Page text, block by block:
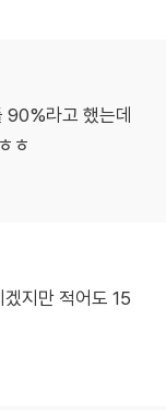
90%라고 했는데
ㅎ
지만 적어도 15